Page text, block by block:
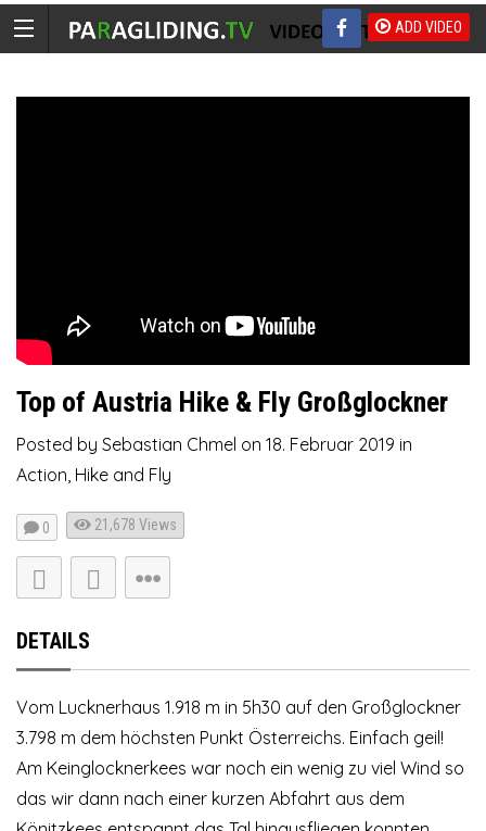
ADD VIDEO
Top of Austria Hike & Fly Großglockner
Posted by Sebastian Chmel on 18. Februar 2019 in
Action Hike and Fly
0 21,678 Views
DETAILS
Vom Lucknerhaus 1.918 m in 5h30 auf den Großglockner
3.798 m dem höchsten Punkt Österreichs. Einfach geil!
Am Keinglocknerkees war noch ein wenig zu viel Wind so
das wir dann nach einer kurzen Abfahrt aus dem